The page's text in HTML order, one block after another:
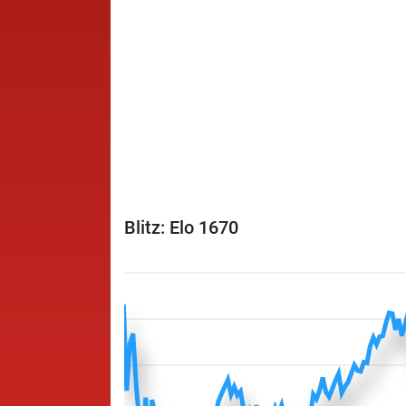
Blitz: Elo 1670